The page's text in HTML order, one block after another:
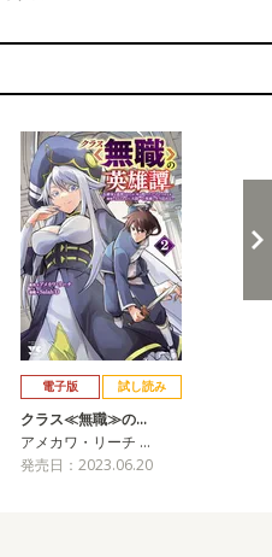
電子版 試し読み
クラス≪無職≫の…
アメカワ・リーチ …
発売日：2023.06.20